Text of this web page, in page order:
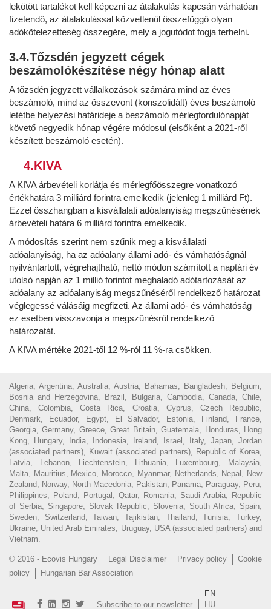
lekötött tartalékot kell képezni az átalakulás kapcsán várhatóan
fizetendő, az átalakulással közvetlenül összefüggő olyan
adókötelezetteség összegére, mely a jogutódot fogja terhelni.
3.4.Tőzsdén jegyzett cégek
beszámolókészítése négy hónap alatt
A tőzsdén jegyzett vállalkozások számára mind az éves
beszámoló, mind az összevont (konszolidált) éves beszámoló
letétbe helyezési határideje a beszámoló mérlegfordulónapját
követő negyedik hónap végére módosul (elsőként a 2021-ről
készített beszámoló esetén).
4.KIVA
A KIVA árbevételi korlátja és mérlegfőösszegre vonatkozó
értékhatára 3 milliárd forintra emelkedik (jelenleg 1 milliárd Ft).
Ezzel összhangban a kisvállalati adóalanyiság megszűnésének
árbevételi határa 6 milliárd forintra emelkedik.
A módosítás szerint nem szűnik meg a kisvállalati
adóalanyiság, ha az adóalany állami adó- és vámhatóságnál
nyilvántartott, végrehajtható, nettó módon számított a naptári év
utolsó napján az 1 millió forintot meghaladó adótartozását az
adóalany az adóalanyiság megszűnéséről rendelkező határozat
véglegessé válásáig megfizeti. Az állami adó- és vámhatóság
ez esetben visszavonja a megszűnésről rendelkező
határozatát.
A KIVA mértéke 2021-től 12 %-ról 11 %-ra csökken.
Algeria, Argentina, Australia, Austria, Bahamas, Bangladesh, Belgium,
Bosnia and Herzegovina, Brazil, Bulgaria, Cambodia, Canada, Chile,
China, Colombia, Costa Rica, Croatia, Cyprus, Czech Republic,
Denmark, Ecuador, Egypt, El Salvador, Estonia, Finland, France,
Georgia, Germany, Greece, Great Britain, Guatemala, Honduras, Hong
Kong, Hungary, India, Indonesia, Ireland, Israel, Italy, Japan, Jordan
(associated partners), Kuwait (associated partners), Republic of Korea,
Latvia, Lebanon, Liechtenstein, Lithuania, Luxembourg, Malaysia,
Malta, Mauritius, Mexico, Morocco, Myanmar, Netherlands, Nepal, New
Zealand, Norway, North Macedonia, Pakistan, Panama, Paraguay, Peru,
Philippines, Poland, Portugal, Qatar, Romania, Saudi Arabia, Republic
of Serbia, Singapore, Slovak Republic, Slovenia, South Africa, Spain,
Sweden, Switzerland, Taiwan, Tajikistan, Thailand, Tunisia, Turkey,
Ukraine, United Arab Emirates, Uruguay, USA (associated partners) and
Vietnam.
© 2016 - Ecovis Hungary Legal Disclaimer Privacy policy
Cookie
policy
Hungarian Bar Association
Subscribe to our newsletter
EN
HU